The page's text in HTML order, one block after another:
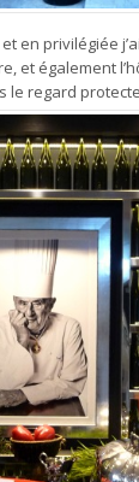
en privilégiée
et également
le regard